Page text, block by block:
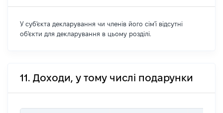
У суб'єкта декларування чи членів його сім'ї відсутні
об'єкти для декларування в цьому розділі.
11. Доходи, у тому числі подарунки